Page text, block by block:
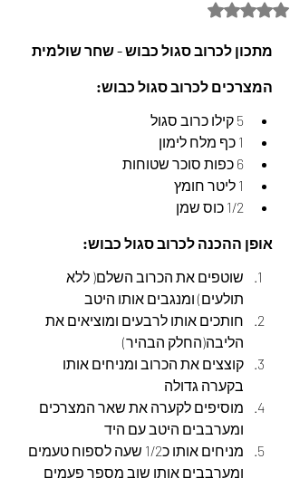
דירוג של NaN מתוך 5 כוכבים
מתכון לכרוב סגול כבוש - שחר שולמית
המצרכים לכרוב סגול כבוש:
5 קילו כרוב סגול
1 כף מלח לימון
6 כפות סוכר שטוחות
1 ליטר חומץ
1/2 כוס שמן
אופן ההכנה לכרוב סגול כבוש:
שוטפים את הכרוב השלם( ללא
תולעים) ומנגבים אותו היטב
חותכים אותו לרבעים ומוציאים את
הליבה(החלק הבהיר)
קוצצים את הכרוב ומניחים אותו
בקערה גדולה
מוסיפים לקערה את שאר המצרכים
ומערבבים היטב עם היד
מניחים אותו כ1/2 שעה לספוח טעמים
ומערבבים אותו שוב מספר פעמים